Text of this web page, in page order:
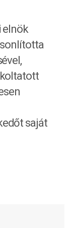
elnök
saját